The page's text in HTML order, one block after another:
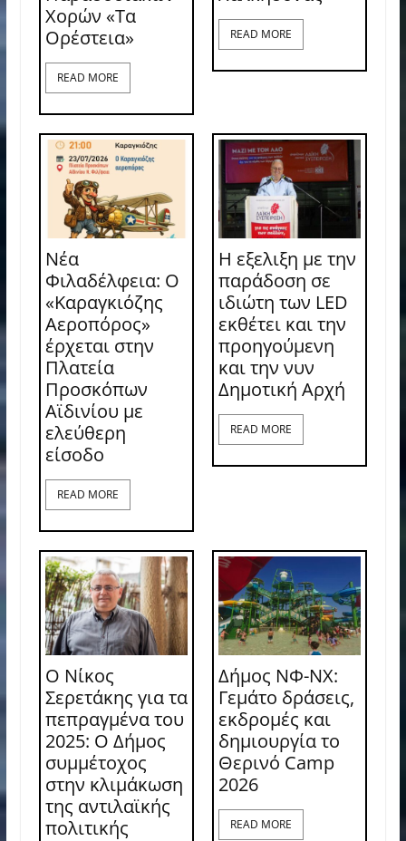
Χορών «Τα
Ορέστεια»
READ MORE
READ MORE
Νέα
Φιλαδέλφεια: Ο
«Καραγκιόζης
Αεροπόρος»
έρχεται στην
Πλατεία
Προσκόπων
Αϊδινίου με
ελεύθερη
είσοδο
READ MORE
Η εξελιξη με την
παράδοση σε
ιδιώτη των LED
εκθέτει και την
προηγούμενη
και την νυν
Δημοτική Αρχή
READ MORE
Ο Νίκος
Σερετάκης για τα
πεπραγμένα του
2025: Ο Δήμος
συμμέτοχος
στην κλιμάκωση
της αντιλαϊκής
πολιτικής
Δήμος ΝΦ-ΝΧ:
Γεμάτο δράσεις,
εκδρομές και
δημιουργία το
Θερινό Camp
2026
READ MORE